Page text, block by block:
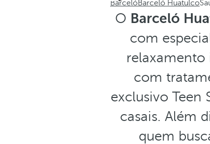
BarcelóBarceló Huatulco
O Barceló
com
relaxamento
com
exclusivo Teen
casais. Além
quem